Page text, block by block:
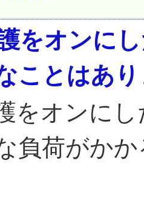
をオンに
ことはあ
をオンに
負荷がか